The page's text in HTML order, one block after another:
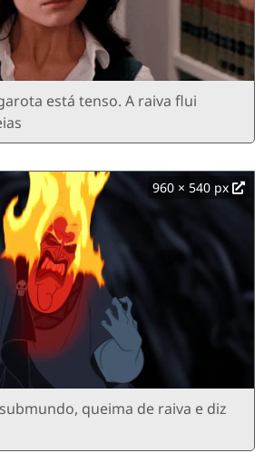
está tenso. A raiva flui
960 × 540 px
queima de raiva e diz